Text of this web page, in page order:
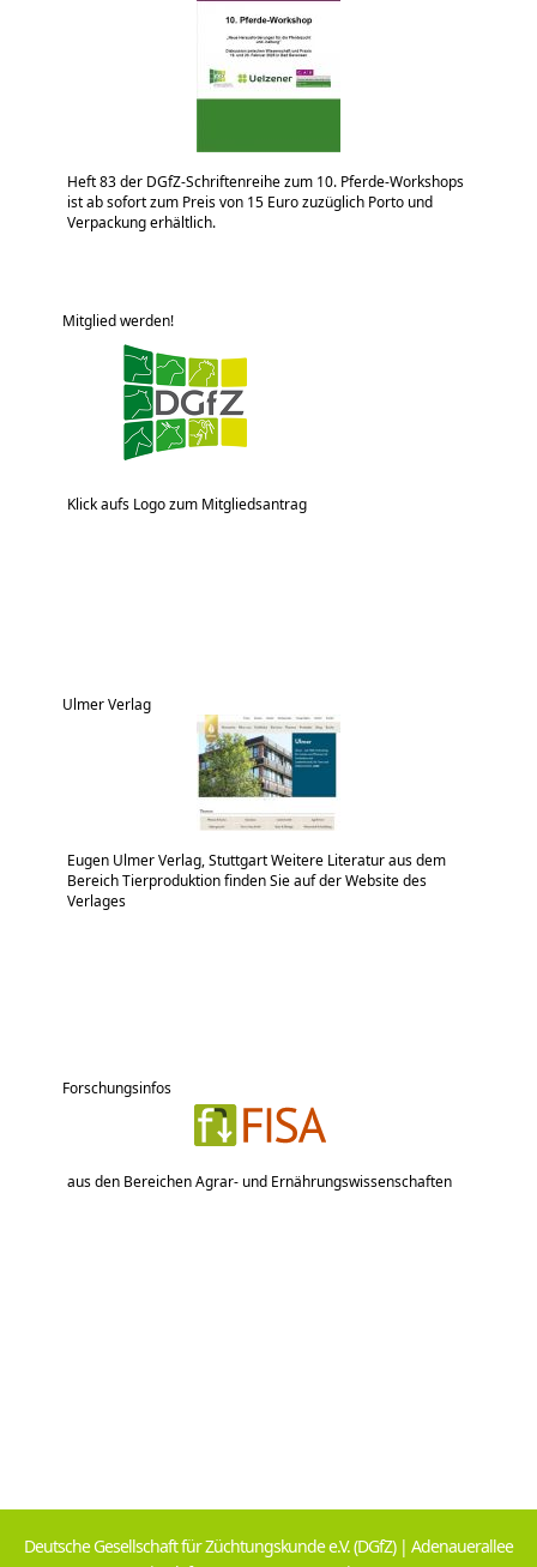
Heft 83 der DGfZ-Schriftenreihe zum 10. Pferde-Workshops
ist ab sofort zum Preis von 15 Euro zuzüglich Porto und
Verpackung erhältlich.
Mitglied werden!
Klick aufs Logo zum Mitgliedsantrag
Ulmer Verlag
Eugen Ulmer Verlag, Stuttgart Weitere Literatur aus dem
Bereich Tierproduktion finden Sie auf der Website des
Verlages
Forschungsinfos
aus den Bereichen Agrar- und Ernährungswissenschaften
Deutsche Gesellschaft für Züchtungskunde e.V. (DGfZ) | Adenauerallee